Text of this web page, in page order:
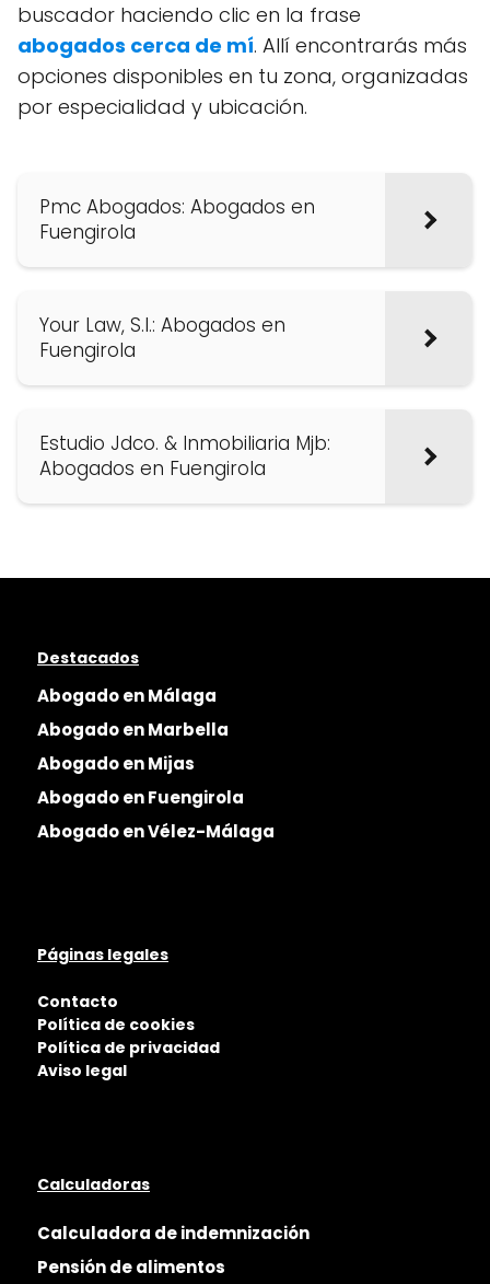
buscador haciendo clic en la frase
abogados cerca de mí. Allí encontrarás más
opciones disponibles en tu zona, organizadas
por especialidad y ubicación.
Pmc Abogados: Abogados en
Fuengirola
Your Law, S.l.: Abogados en
Fuengirola
Estudio Jdco. & Inmobiliaria Mjb:
Abogados en Fuengirola
Destacados
Abogado en Málaga
Abogado en Marbella
Abogado en Mijas
Abogado en Fuengirola
Abogado en Vélez-Málaga
Páginas legales
Contacto
Política de cookies
Política de privacidad
Aviso legal
Calculadoras
Calculadora de indemnización
Pensión de alimentos